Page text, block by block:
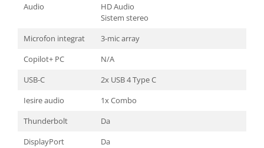
Audio
HD Audio
Sistem stereo
Microfon integrat
3-mic array
Copilot+ PC
N/A
USB-C
2x USB 4 Type C
Iesire audio
1x Combo
Thunderbolt
Da
DisplayPort
Da